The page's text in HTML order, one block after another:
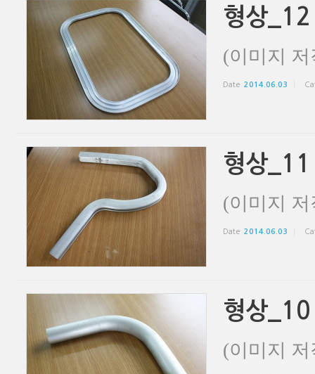
형상_12
(이미지
Date 2014.06.03
형상_11
(이미지
Date 2014.06.03
형상_10
(이미지